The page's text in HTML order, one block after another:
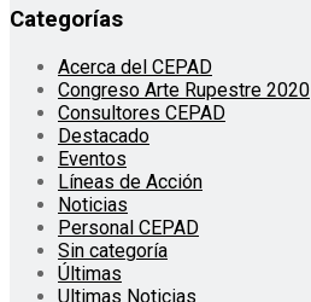
Categorías
Acerca del CEPAD
Congreso Arte Rupestre 2020
Consultores CEPAD
Destacado
Eventos
Líneas de Acción
Noticias
Personal CEPAD
Sin categoría
Últimas
Ultimas Noticias